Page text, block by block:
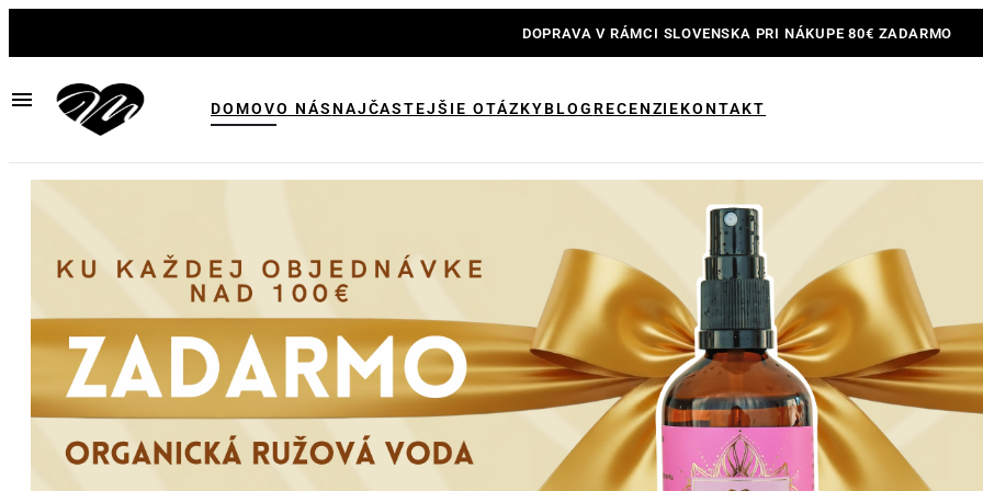
DOPRAVA V RÁMCI SLOVENSKA PRI NÁKUPE 80€ ZADARMO
DOMOVO NÁS NAJČASTEJŠIE OTÁZKYBLOG RECENZIEKONTAKT